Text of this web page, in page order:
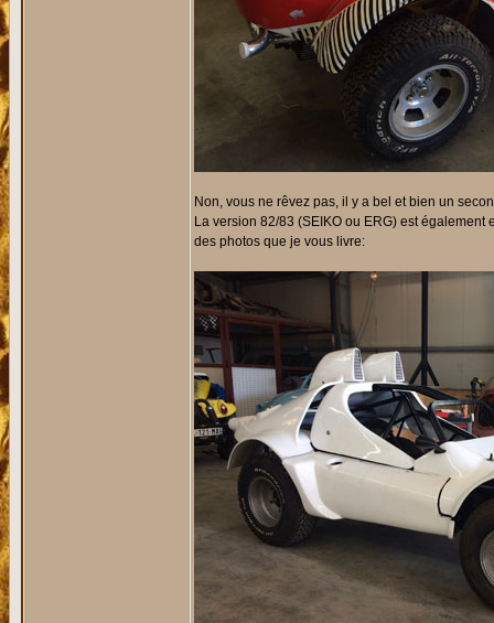
Non, vous ne rêvez pas, il y a bel et bien un
La version 82/83 (SEIKO ou ERG) est
des photos que je vous livre: